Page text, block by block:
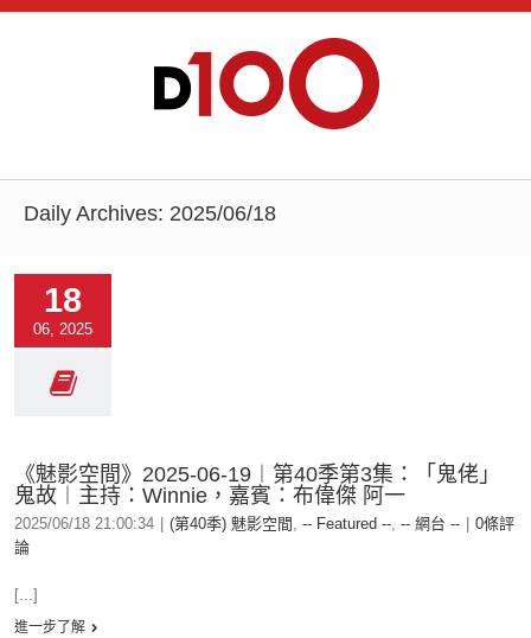
Daily Archives: 2025/06/18
18
06, 2025
《魅影空間》2025-06-19︱第40季第3集：「鬼佬」
鬼故︱主持：Winnie，嘉賓：布偉傑 阿一
2025/06/18 21:00:34 (第40季) 魅影空間 , -- Featured --, -- 網台 --
0條評
論
[...]
進一步了解